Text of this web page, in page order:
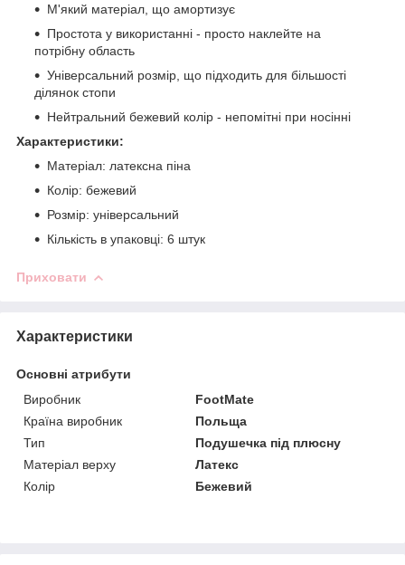
М'який матеріал, що амортизує
Простота у використанні - просто наклейте на
потрібну область
Універсальний розмір, що підходить для більшості
ділянок стопи
Нейтральний бежевий колір - непомітні при носінні
Характеристики:
Матеріал: латексна піна
Колір: бежевий
Розмір: універсальний
Кількість в упаковці: 6 штук
Приховати
Характеристики
Основні атрибути
Виробник
FootMate
Країна виробник
Польща
Тип
Подушечка під плюсну
Матеріал верху
Латекс
Колір
Бежевий